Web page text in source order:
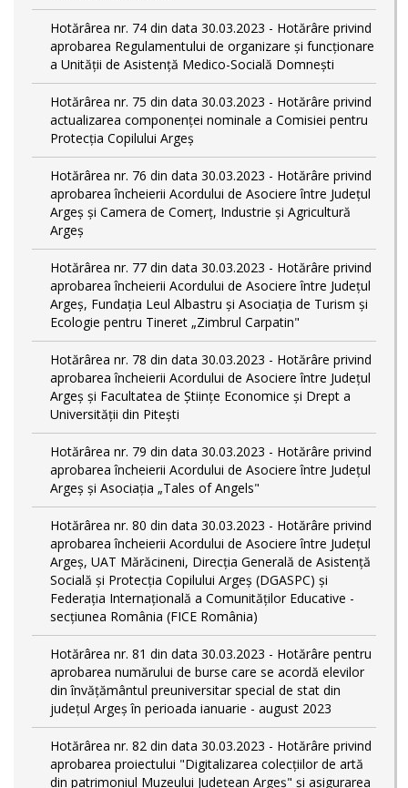
Hotărârea nr. 74 din data 30.03.2023 - Hotărâre privind
aprobarea Regulamentului de organizare și funcționare
a Unității de Asistență Medico-Socială Domnești
Hotărârea nr. 75 din data 30.03.2023 - Hotărâre privind
actualizarea componenței nominale a Comisiei pentru
Protecția Copilului Argeș
Hotărârea nr. 76 din data 30.03.2023 - Hotărâre privind
aprobarea încheierii Acordului de Asociere între Județul
Argeș și Camera de Comerț, Industrie și Agricultură
Argeș
Hotărârea nr. 77 din data 30.03.2023 - Hotărâre privind
aprobarea încheierii Acordului de Asociere între Județul
Argeș, Fundația Leul Albastru și Asociația de Turism și
Ecologie pentru Tineret „Zimbrul Carpatin"
Hotărârea nr. 78 din data 30.03.2023 - Hotărâre privind
aprobarea încheierii Acordului de Asociere între Județul
Argeș și Facultatea de Științe Economice și Drept a
Universității din Pitești
Hotărârea nr. 79 din data 30.03.2023 - Hotărâre privind
aprobarea încheierii Acordului de Asociere între Județul
Argeș și Asociația „Tales of Angels"
Hotărârea nr. 80 din data 30.03.2023 - Hotărâre privind
aprobarea încheierii Acordului de Asociere între Județul
Argeș, UAT Mărăcineni, Direcția Generală de Asistență
Socială și Protecția Copilului Argeș (DGASPC) și
Federația Internațională a Comunităților Educative -
secțiunea România (FICE România)
Hotărârea nr. 81 din data 30.03.2023 - Hotărâre pentru
aprobarea numărului de burse care se acordă elevilor
din învățământul preuniversitar special de stat din
județul Argeș în perioada ianuarie - august 2023
Hotărârea nr. 82 din data 30.03.2023 - Hotărâre privind
aprobarea proiectului "Digitalizarea colecțiilor de artă
din patrimoniul Muzeului Județean Argeș" și asigurarea